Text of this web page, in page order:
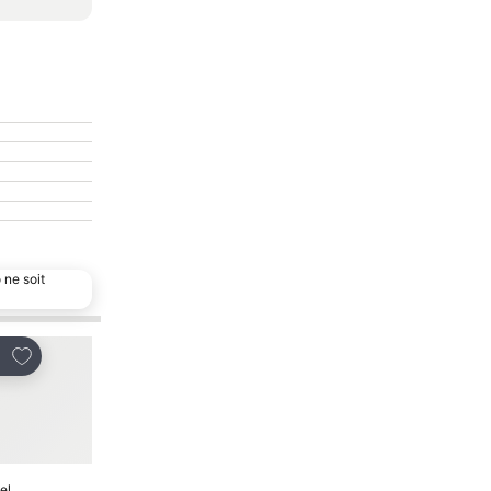
ne soit
Ajouter à mes favoris